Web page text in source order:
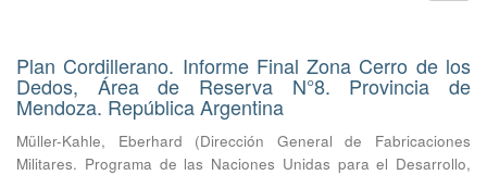
Plan Cordillerano. Informe Final Zona Cerro de los
Dedos, Área de Reserva N°8. Provincia de
Mendoza. República Argentina
Müller-Kahle, Eberhard (Dirección General de Fabricaciones
Militares. Programa de las Naciones Unidas para el Desarrollo,